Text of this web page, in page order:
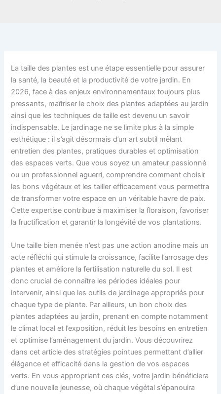
La taille des plantes est une étape essentielle pour assurer
la santé, la beauté et la productivité de votre jardin. En
2026, face à des enjeux environnementaux toujours plus
pressants, maîtriser le choix des plantes adaptées au jardin
ainsi que les techniques de taille est devenu un savoir
indispensable. Le jardinage ne se limite plus à la simple
esthétique : il s’agit désormais d’un art subtil mêlant
entretien des plantes, pratiques durables et optimisation
des espaces verts. Que vous soyez un amateur passionné
ou un professionnel aguerri, comprendre comment choisir
les bons végétaux et les tailler efficacement vous permettra
de transformer votre espace en un véritable havre de paix.
Cette expertise contribue à maximiser la floraison, favoriser
la fructification et garantir la longévité de vos plantations.
Une taille bien menée n’est pas une action anodine mais un
acte réfléchi qui stimule la croissance, facilite l’arrosage des
plantes et améliore la fertilisation naturelle du sol. Il est
donc crucial de connaître les périodes idéales pour
intervenir, ainsi que les outils de jardinage appropriés pour
chaque type de plante. Par ailleurs, un bon choix des
plantes adaptées au jardin, prenant en compte notamment
le climat local et l’exposition, réduit les besoins en entretien
et optimise l’aménagement du jardin. Vous découvrirez
dans cet article des stratégies pointues permettant d’allier
élégance et efficacité dans la gestion de vos espaces
verts. En vous appropriant ces clés, votre jardin bénéficiera
d’une nouvelle jeunesse, où chaque végétal s’épanouira